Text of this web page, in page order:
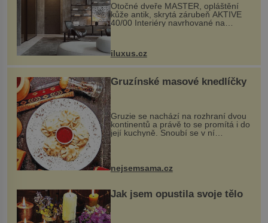
Otočné dveře MASTER, opláštění
kůže antik, skrytá zárubeň AKTIVE
40/00 Interiéry navrhované na
zakázku často vyžadují atypické
rozměry nejen nábytku, ale i
dnes umož...
iluxus.cz
Gruzínské masové knedlíčky
Gruzie se nachází na rozhraní dvou
kontinentů a právě to se promítá i do
její kuchyně. Snoubí se v ní
evropské a asijské chutě a díky tomu
vznikají rozmanité a chuťově bohaté
pokrmy, které rozhodně st...
nejsemsama.cz
Jak jsem opustila svoje tělo